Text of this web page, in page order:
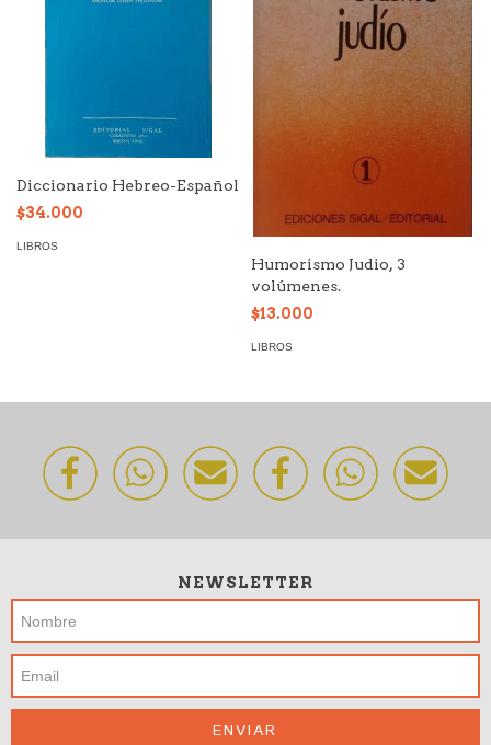
Diccionario Hebreo-Español
$34.000
LIBROS
Humorismo Judio, 3
volúmenes.
$13.000
LIBROS
NEWSLETTER